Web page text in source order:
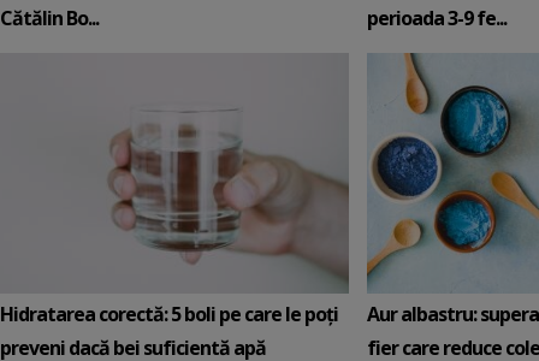
Cătălin Bo...
perioada 3-9 fe...
Hidratarea corectă: 5 boli pe care le poți
preveni dacă bei suficientă apă
Aur albastru:
fier care reduce